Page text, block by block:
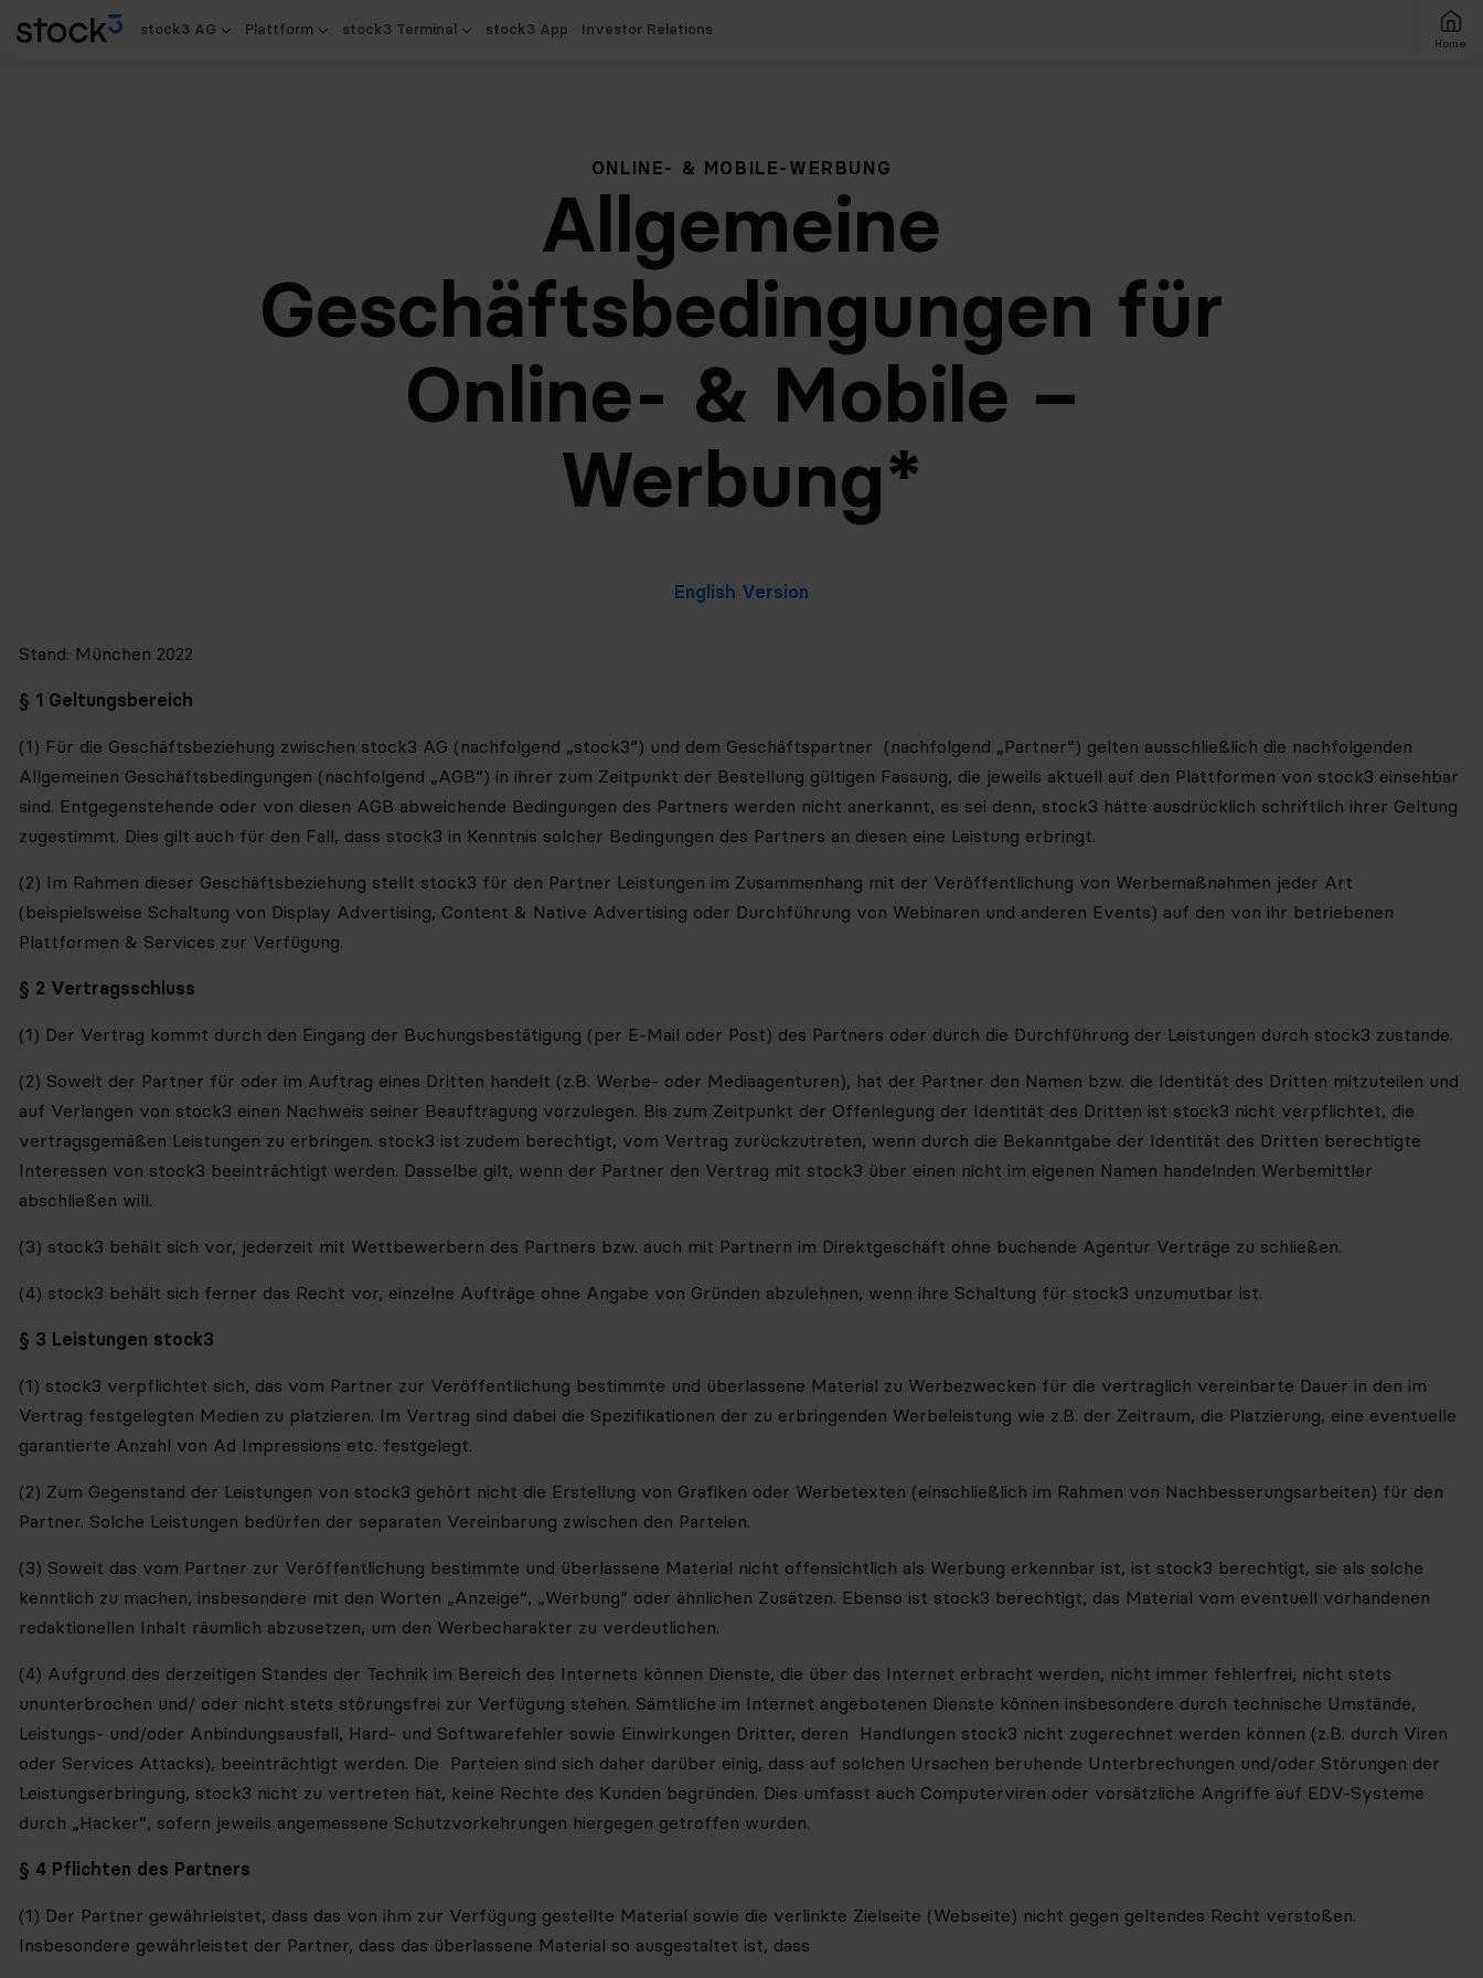
stock3 AG Plattform stock3 Terminal stock3 App Investor Relations
Home
ONLINE- & MOBILE-WERBUNG
Allgemeine
Geschäftsbedingungen für
Online- & Mobile –
Werbung*
English Version
Stand: München 2022
§ 1 Geltungsbereich
(1) Für die Geschäftsbeziehung zwischen stock3 AG (nachfolgend „stock3“) und dem Geschäftspartner (nachfolgend „Partner“) gelten ausschließlich die nachfolgenden
Allgemeinen Geschäftsbedingungen (nachfolgend „AGB“) in ihrer zum Zeitpunkt der Bestellung gültigen Fassung, die jeweils aktuell auf den Plattformen von stock3 einsehbar
sind. Entgegenstehende oder von diesen AGB abweichende Bedingungen des Partners werden nicht anerkannt, es sei denn, stock3 hätte ausdrücklich schriftlich ihrer Geltung
zugestimmt. Dies gilt auch für den Fall, dass stock3 in Kenntnis solcher Bedingungen des Partners an diesen eine Leistung erbringt.
(2) Im Rahmen dieser Geschäftsbeziehung stellt stock3 für den Partner Leistungen im Zusammenhang mit der Veröffentlichung von Werbemaßnahmen jeder Art
(beispielsweise Schaltung von Display Advertising, Content & Native Advertising oder Durchführung von Webinaren und anderen Events) auf den von ihr betriebenen
Plattformen & Services zur Verfügung.
§ 2 Vertragsschluss
(1) Der Vertrag kommt durch den Eingang der Buchungsbestätigung (per E-Mail oder Post) des Partners oder durch die Durchführung der Leistungen durch stock3 zustande.
(2) Soweit der Partner für oder im Auftrag eines Dritten handelt (z.B. Werbe- oder Mediaagenturen), hat der Partner den Namen bzw. die Identität des Dritten mitzuteilen und
auf Verlangen von stock3 einen Nachweis seiner Beauftragung vorzulegen. Bis zum Zeitpunkt der Offenlegung der Identität des Dritten ist stock3 nicht verpflichtet, die
vertragsgemäßen Leistungen zu erbringen. stock3 ist zudem berechtigt, vom Vertrag zurückzutreten, wenn durch die Bekanntgabe der Identität des Dritten berechtigte
Interessen von stock3 beeinträchtigt werden. Dasselbe gilt, wenn der Partner den Vertrag mit stock3 über einen nicht im eigenen Namen handelnden Werbemittler
abschließen will.
(3) stock3 behält sich vor, jederzeit mit Wettbewerbern des Partners bzw. auch mit Partnern im Direktgeschäft ohne buchende Agentur Verträge zu schließen.
(4) stock3 behält sich ferner das Recht vor, einzelne Aufträge ohne Angabe von Gründen abzulehnen, wenn ihre Schaltung für stock3 unzumutbar ist.
§ 3 Leistungen stock3
(1) stock3 verpflichtet sich, das vom Partner zur Veröffentlichung bestimmte und überlassene Material zu Werbezwecken für die vertraglich vereinbarte Dauer in den im
Vertrag festgelegten Medien zu platzieren. Im Vertrag sind dabei die Spezifikationen der zu erbringenden Werbeleistung wie z.B. der Zeitraum, die Platzierung, eine eventuelle
garantierte Anzahl von Ad Impressions etc. festgelegt.
(2) Zum Gegenstand der Leistungen von stock3 gehört nicht die Erstellung von Grafiken oder Werbetexten (einschließlich im Rahmen von Nachbesserungsarbeiten) für den
Partner. Solche Leistungen bedürfen der separaten Vereinbarung zwischen den Parteien.
(3) Soweit das vom Partner zur Veröffentlichung bestimmte und überlassene Material nicht offensichtlich als Werbung erkennbar ist, ist stock3 berechtigt, sie als solche
kenntlich zu machen, insbesondere mit den Worten „Anzeige“, „Werbung“ oder ähnlichen Zusätzen. Ebenso ist stock3 berechtigt, das Material vom eventuell vorhandenen
redaktionellen Inhalt räumlich abzusetzen, um den Werbecharakter zu verdeutlichen.
(4) Aufgrund des derzeitigen Standes der Technik im Bereich des Internets können Dienste, die über das Internet erbracht werden, nicht immer fehlerfrei, nicht stets
ununterbrochen und/ oder nicht stets störungsfrei zur Verfügung stehen. Sämtliche im Internet angebotenen Dienste können insbesondere durch technische Umstände,
Leistungs- und/oder Anbindungsausfall, Hard- und Softwarefehler sowie Einwirkungen Dritter, deren Handlungen stock3 nicht zugerechnet werden können (z.B. durch Viren
oder Services Attacks), beeinträchtigt werden. Die Parteien sind sich daher darüber einig, dass auf solchen Ursachen beruhende Unterbrechungen und/oder Störungen der
Leistungserbringung, stock3 nicht zu vertreten hat, keine Rechte des Kunden begründen. Dies umfasst auch Computerviren oder vorsätzliche Angriffe auf EDV-Systeme
durch „Hacker“, sofern jeweils angemessene Schutzvorkehrungen hiergegen getroffen wurden.
§ 4 Pflichten des Partners
(1) Der Partner gewährleistet, dass das von ihm zur Verfügung gestellte Material sowie die verlinkte Zielseite (Webseite) nicht gegen geltendes Recht verstoßen.
Insbesondere gewährleistet der Partner, dass das überlassene Material so ausgestaltet ist, dass